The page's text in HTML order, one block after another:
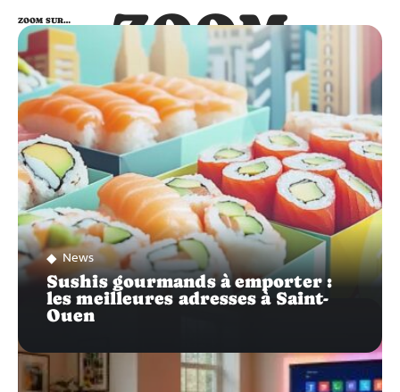
ZOOM
SUR…
ZOOM SUR…
News
Sushis gourmands à emporter :
les meilleures adresses à Saint-
Ouen